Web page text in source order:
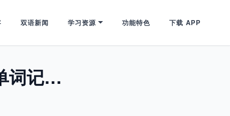
双语新闻 学习资源 功能特色 下载 APP
超越“会了”：解锁“超量学习法”，让单词记忆永不褪色！